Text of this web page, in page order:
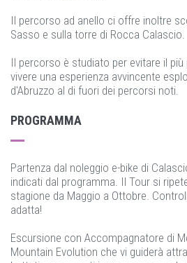
Il percorso ad anello ci offre inoltre
Sasso e sulla torre di Rocca Calascio.
Il percorso è studiato per evitare il più
vivere una esperienza avvincente
d'Abruzzo al di fuori dei percorsi noti.
PROGRAMMA
Partenza dal noleggio e-bike di
indicati dal programma. Il Tour si
stagione da Maggio a Ottobre.
adatta!
Escursione con Accompagnatore di
Mountain Evolution che vi guiderà